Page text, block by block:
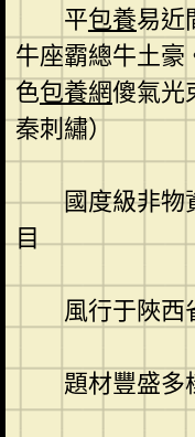
平包養易近
牛座霸總牛土
色包養網傻氣光
秦刺繡）
國度級非物
目
風行于陜西
題材豐盛多